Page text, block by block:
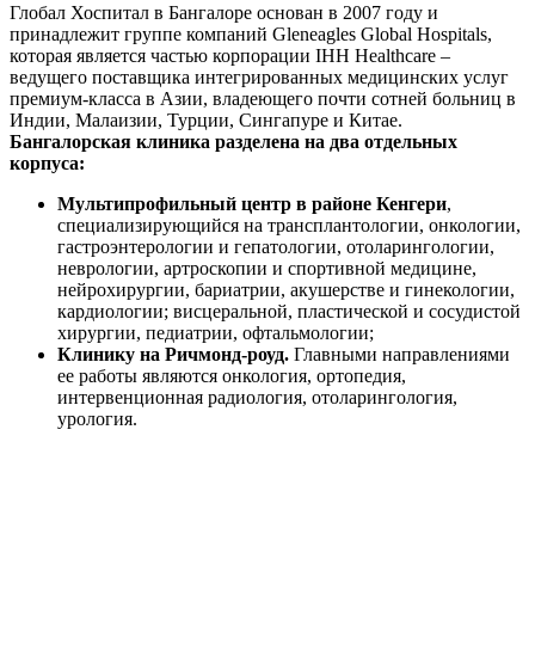
Глобал Хоспитал в Бангалоре основан в 2007 году и
принадлежит группе компаний Gleneagles Global Hospitals,
которая является частью корпорации IHH Healthcare –
ведущего поставщика интегрированных медицинских услуг
премиум-класса в Азии, владеющего почти сотней больниц в
Индии, Малаизии, Турции, Сингапуре и Китае.
Бангалорская клиника разделена на два отдельных
корпуса:
Мультипрофильный центр в районе Кенгери,
специализирующийся на трансплантологии, онкологии,
гастроэнтерологии и гепатологии, отоларингологии,
неврологии, артроскопии и спортивной медицине,
нейрохирургии, бариатрии, акушерстве и гинекологии,
кардиологии; висцеральной, пластической и сосудистой
хирургии, педиатрии, офтальмологии;
Клинику на Ричмонд-роуд. Главными направлениями
ее работы являются онкология, ортопедия,
интервенционная радиология, отоларингология,
урология.